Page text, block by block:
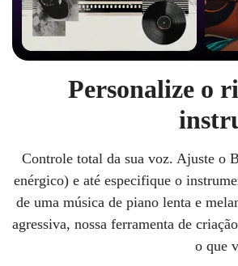
Personalize o
Controle total da sua voz. Ajuste o
enérgico) e até especifique o
de uma música de piano lenta e
agressiva, nossa ferramenta de
o que